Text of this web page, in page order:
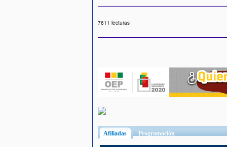
7611 lecturas
Afiliadas (solapa activa)
Programación